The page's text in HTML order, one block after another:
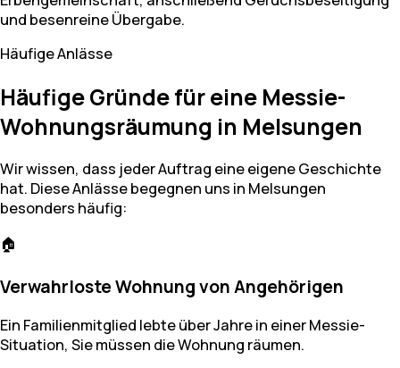
und besenreine Übergabe.
Häufige Anlässe
Häufige Gründe für eine Messie-
Wohnungsräumung in Melsungen
Wir wissen, dass jeder Auftrag eine eigene Geschichte
hat. Diese Anlässe begegnen uns in Melsungen
besonders häufig:
🏠
Verwahrloste Wohnung von Angehörigen
Ein Familienmitglied lebte über Jahre in einer Messie-
Situation, Sie müssen die Wohnung räumen.